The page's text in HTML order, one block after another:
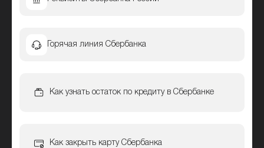
Горячая линия Сбербанка
Как узнать остаток по кредиту в Сбербанке
Как закрыть карту Сбербанка